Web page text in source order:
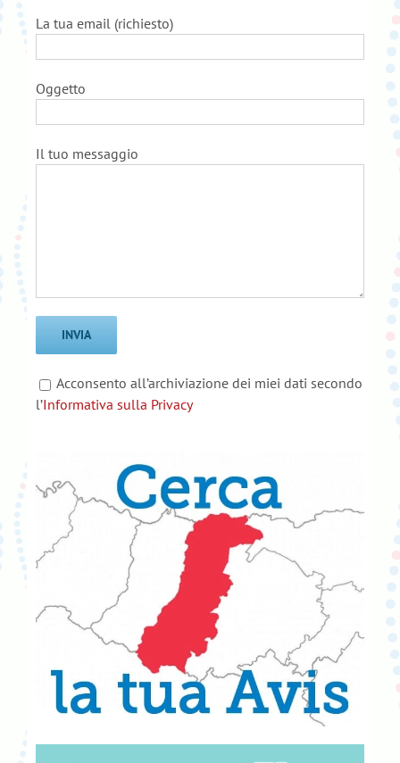
La tua email (richiesto)
Oggetto
Il tuo messaggio
Acconsento all’archiviazione dei miei dati secondo
l’Informativa sulla Privacy